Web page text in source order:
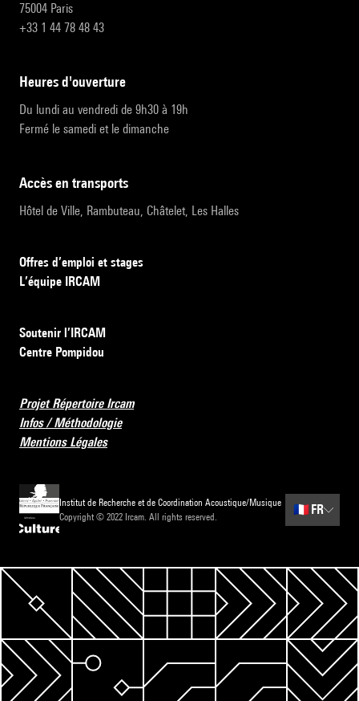
75004 Paris
+33 1 44 78 48 43
heures d'ouverture
Du lundi au vendredi de 9h30 à 19h
Fermé le samedi et le dimanche
accès en transports
Hôtel de Ville, Rambuteau, Châtelet, Les Halles
Offres d’emploi et stages
L’équipe IRCAM
Soutenir l’IRCAM
Centre Pompidou
Projet Répertoire Ircam
Infos / Méthodologie
Mentions Légales
Institut de Recherche et de Coordination Acoustique/Musique
Copyright © 2022 Ircam. All rights reserved.
🇫🇷 FR